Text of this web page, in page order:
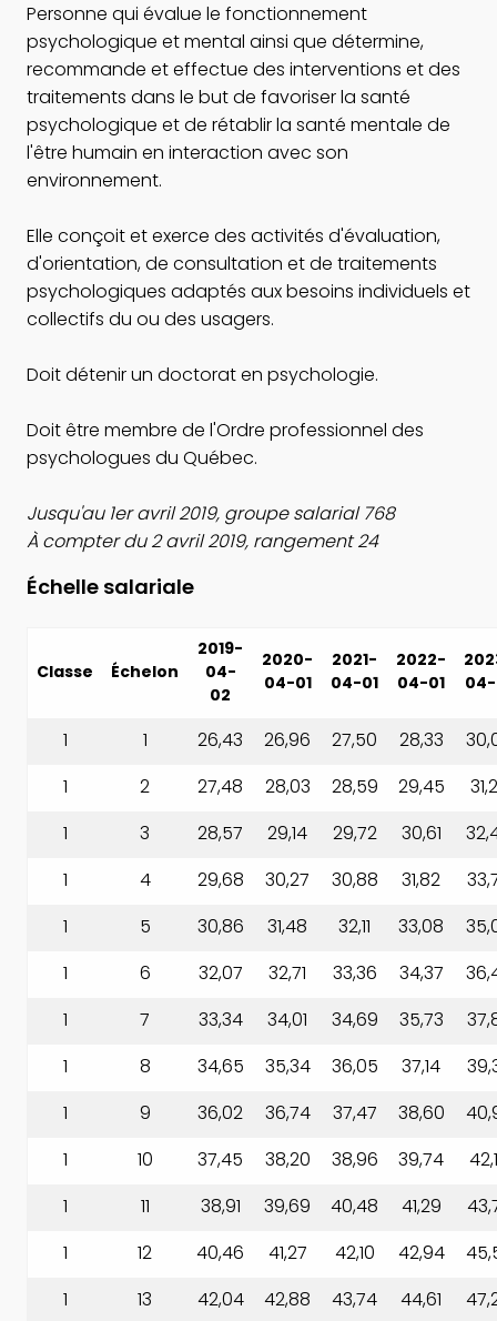
Personne qui évalue le fonctionnement
psychologique et mental ainsi que détermine,
recommande et effectue des interventions et des
traitements dans le but de favoriser la santé
psychologique et de rétablir la santé mentale de
l'être humain en interaction avec son
environnement.
Elle conçoit et exerce des activités d'évaluation,
d'orientation, de consultation et de traitements
psychologiques adaptés aux besoins individuels et
collectifs du ou des usagers.
Doit détenir un doctorat en psychologie.
Doit être membre de l'Ordre professionnel des
psychologues du Québec.
Jusqu'au 1er avril 2019, groupe salarial 768
À compter du 2 avril 2019, rangement 24
Échelle salariale
Classe Échelon
2019-
04-
02
2020-
04-01
2021-
04-01
2022-
04-01
04-
1 1 26,43 26,96 27,50 28,33
1
2 27,48 28,03 28,59 29,45
1
3 28,57 29,14 29,72 30,61
1
4 29,68 30,27 30,88 31,82
1
5 30,86 31,48 32,11 33,08
1
6 32,07 32,71 33,36 34,37
1
7 33,34 34,01 34,69 35,73
1
8 34,65 35,34 36,05 37,14
1
9 36,02 36,74 37,47 38,60
1
10 37,45 38,20 38,96 39,74
1
11 38,91 39,69 40,48 41,29
1
12 40,46 41,27 42,10 42,94
1
13 42,04 42,88 43,74 44,61